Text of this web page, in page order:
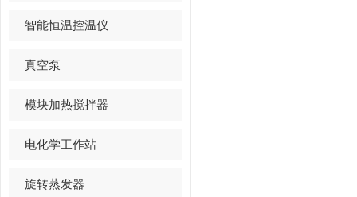
智能恒温控温仪
真空泵
模块加热搅拌器
电化学工作站
旋转蒸发器